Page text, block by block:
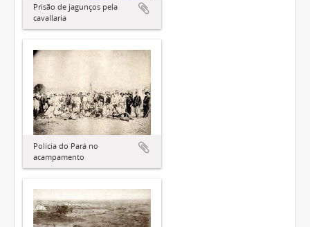
Prisão de jagunços pela
cavallaria
Polícia do Pará no
acampamento